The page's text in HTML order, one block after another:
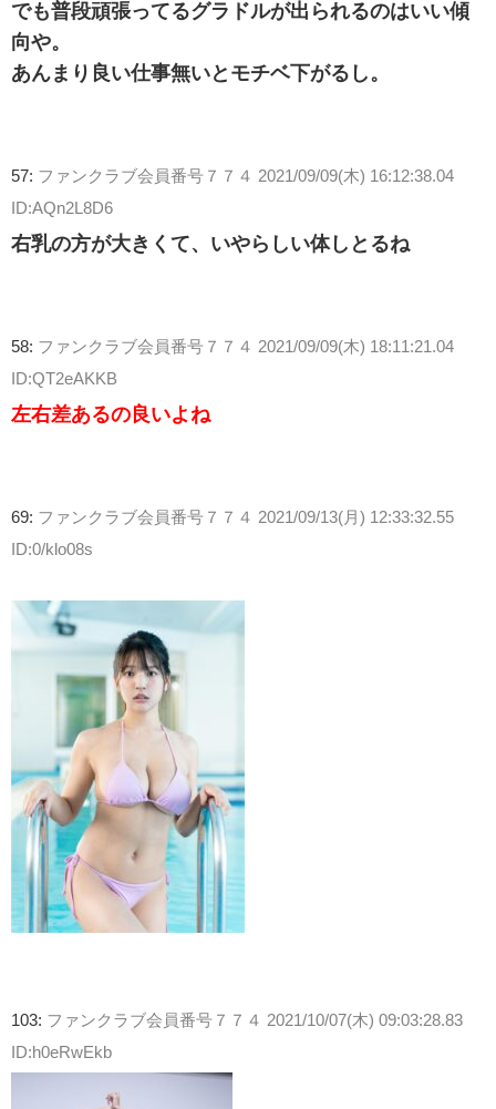
でも普段頑張ってるグラドルが出られるのはいい傾
向や。
あんまり良い仕事無いとモチベ下がるし。
57: ファンクラブ会員番号７７４ 2021/09/09(木) 16:12:38.04
ID:AQn2L8D6
右乳の方が大きくて、いやらしい体しとるね
58: ファンクラブ会員番号７７４ 2021/09/09(木) 18:11:21.04
ID:QT2eAKKB
左右差あるの良いよね
69: ファンクラブ会員番号７７４ 2021/09/13(月) 12:33:32.55
ID:0/klo08s
103: ファンクラブ会員番号７７４ 2021/10/07(木) 09:03:28.83
ID:h0eRwEkb